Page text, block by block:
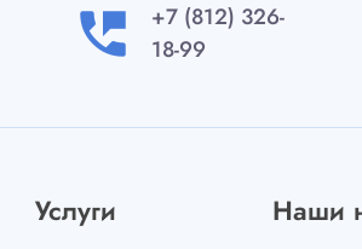
perm_phone_msg
+7 (812) 326-
18-99
Услуги Наши